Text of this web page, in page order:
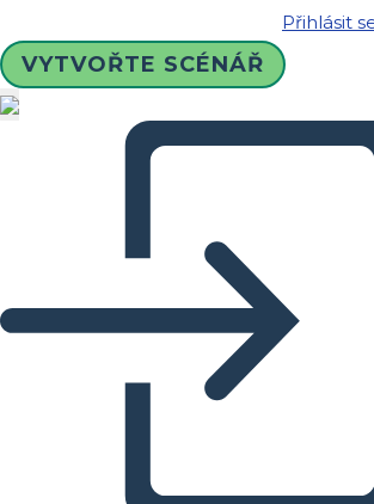
Přihlásit
VYTVOŘTE SCÉNÁŘ